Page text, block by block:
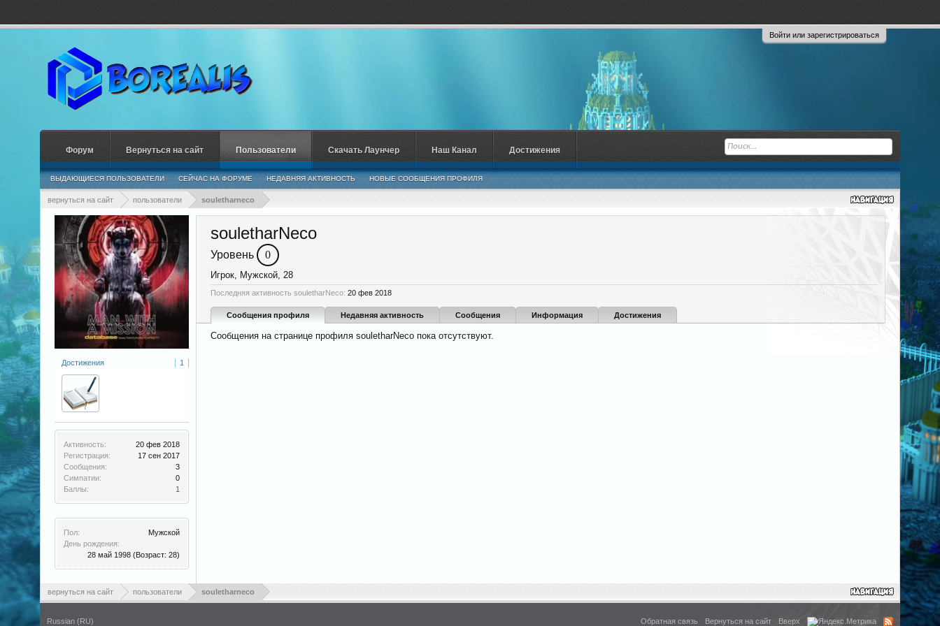
Войти или зарегистрироваться
вернуться на сайт пользователи souletharneco
Достижения 1
Активность:
20 фев 2018
Регистрация:
17 сен 2017
Сообщения:
3
Симпатии:
0
Баллы:
1
Пол:
Мужской
День рождения:
28 май 1998 (Возраст: 28)
souletharNeco
Уровень 0
Игрок, Мужской, 28
Последняя активность souletharNeco: 20 фев 2018
Сообщения профиля Недавняя активность Сообщения Информация Достижения
Сообщения на странице профиля souletharNeco пока отсутствуют.
вернуться на сайт пользователи souletharneco
Форум Вернуться на сайт Пользователи
ВЫДАЮЩИЕСЯ ПОЛЬЗОВАТЕЛИ СЕЙЧАС НА ФОРУМЕ НЕДАВНЯЯ АКТИВНОСТЬ НОВЫЕ СООБЩЕНИЯ ПРОФИЛЯ
Скачать Лаунчер Наш Канал Достижения
Russian (RU) Обратная связь Вернуться на сайт Вверх